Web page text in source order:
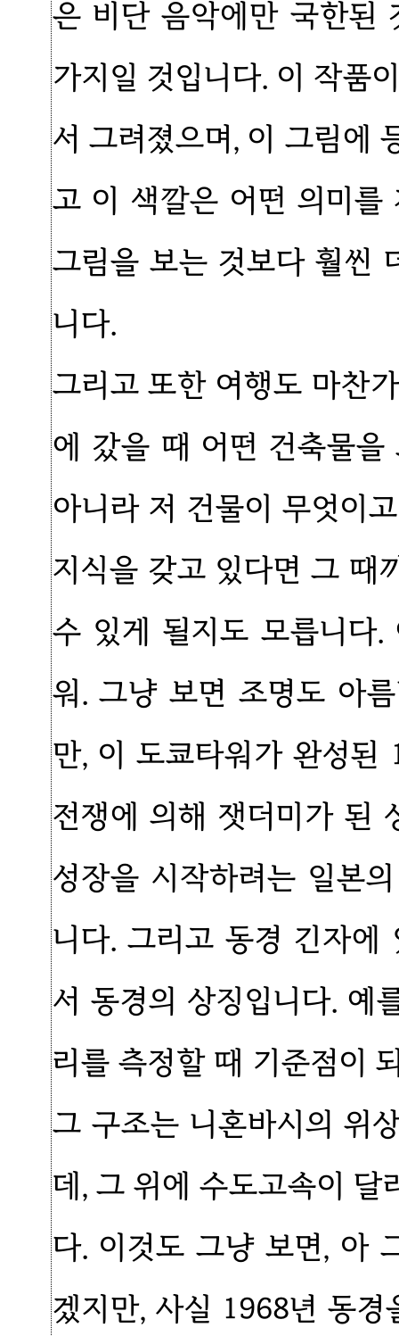
은 비단 음악에만 국한된
가지일 것입니다. 이 작품
서 그려졌으며, 이 그림에
고 이 색깔은 어떤 의미를
그림을 보는 것보다 훨씬
니다.
그리고 또한 여행도 마찬
에 갔을 때 어떤 건축물
아니라 저 건물이 무엇이
지식을 갖고 있다면 그 때
수 있게 될지도 모릅니다
워. 그냥 보면 조명도 아
만, 이 도쿄타워가 완성된
전쟁에 의해 잿더미가 된
성장을 시작하려는 일본
니다. 그리고 동경 긴자
서 동경의 상징입니다. 예
리를 측정할 때 기준점이
그 구조는 니혼바시의 위
데, 그 위에 수도고속이 달
다. 이것도 그냥 보면, 아
겠지만, 사실 1968년 동